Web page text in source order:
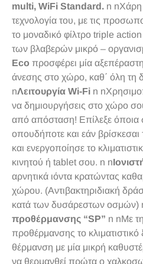
multi, WiFi Standard. n nΧάρη
τεχνολογία του, με τις
το μοναδικό φίλτρο triple
των βλαβερών μικρό –
Eco προσφέρει μία
άνεσης στο χώρο, καθ΄ όλη τη
nΛειτουργία Wi-Fi n
να δημιουργήσεις στο χώρο
από απόσταση! Επίλεξε όποια
οπουδήποτε και εάν βρίσκεσαι
και ενεργοποίησε το
κινητού ή tablet σου. n n
αρνητικά ιόντα κρατώντας
χώρου. (Αντιβακτηριδιακή
κατά των δυσάρεστων οσμών)
προθέρμανσης “SP” n nΜε
προθέρμανσης το κλιματιστικό
θέρμανση με μία μικρή
να θερμανθεί πρώτα ο